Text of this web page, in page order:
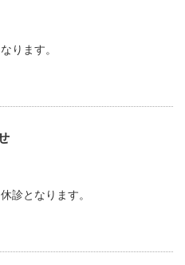
ります。
診となります。